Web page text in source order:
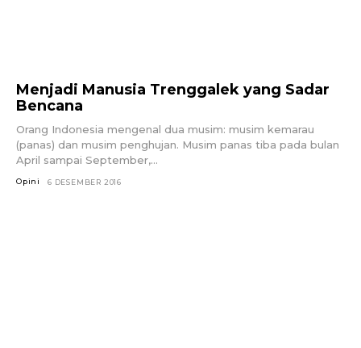
Menjadi Manusia Trenggalek yang Sadar
Bencana
Orang Indonesia mengenal dua musim: musim kemarau
(panas) dan musim penghujan. Musim panas tiba pada bulan
April sampai September,...
Opini 6 DESEMBER 2016